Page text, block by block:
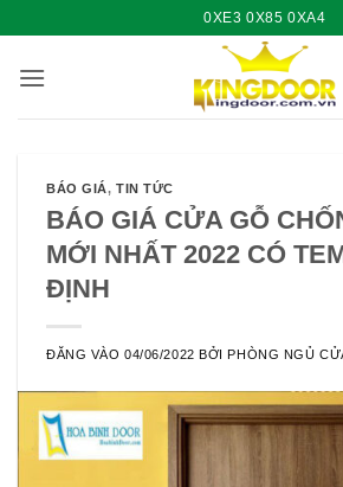
nội
0XE3 0X85 0XA4
BÁO GIÁ,TIN TỨC
BÁO GIÁ CỬA GỖ
MỚI NHẤT 2022 CÓ
ĐỊNH
ĐĂNG VÀO04/06/2022 BỞIPHÒNG NGỦ